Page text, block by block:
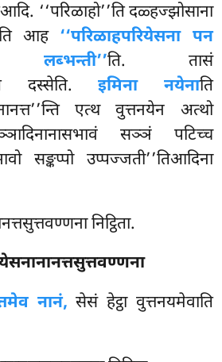
‘‘परिळाहो’’ति दळ्हज्झोसाना
आह ‘‘परिळाहपरियेसना पन
लब्भन्ती’’ति. तासं
दस्सेति.इमिना नयेनाति
एत्थ वुत्तनयेन अत्थो
सञ्ञं पटिच्च
सङ्कप्पो उप्पज्जती’’तिआदिना
निट्ठिता.
नानं, सेसं हेट्ठा वुत्तनयमेवाति